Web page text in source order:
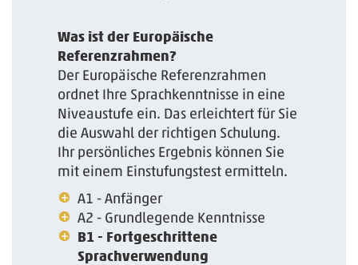
Was ist der Europäische
Referenzrahmen?
Der Europäische Referenzrahmen
ordnet Ihre Sprachkenntnisse in eine
Niveaustufe ein. Das erleichtert für Sie
die Auswahl der richtigen Schulung.
Ihr persönliches Ergebnis können Sie
mit einem Einstufungstest ermitteln.
A1 - Anfänger
A2 - Grundlegende Kenntnisse
B1 - Fortgeschrittene
Sprachverwendung